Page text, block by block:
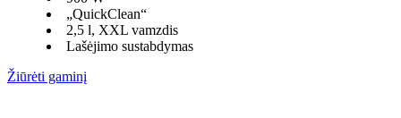
„QuickClean“
2,5 l, XXL vamzdis
Lašėjimo sustabdymas
Žiūrėti gaminį